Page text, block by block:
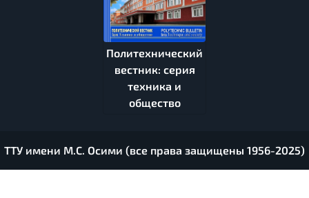
Политехнический
вестник: серия
техника и
общество
ТТУ имени М.С. Осими (все права защищены 1956-2025)